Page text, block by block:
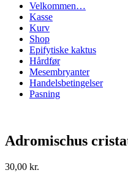
Velkommen…
Kasse
Kurv
Shop
Epifytiske kaktus
Hårdfør
Mesembryanter
Handelsbetingelser
Pasning
Adromischus
30,00 kr.